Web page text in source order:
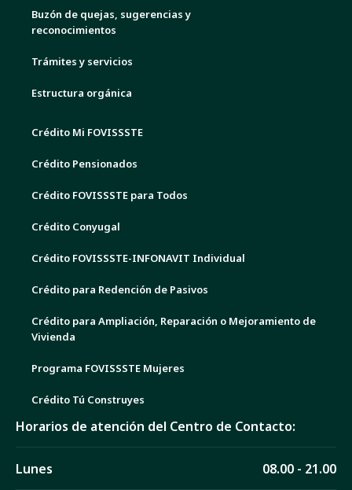
Buzón de quejas, sugerencias y
reconocimientos
Trámites y servicios
Estructura orgánica
Crédito Mi FOVISSSTE
Crédito Pensionados
Crédito FOVISSSTE para Todos
Crédito Conyugal
Crédito FOVISSSTE-INFONAVIT Individual
Crédito para Redención de Pasivos
Crédito para Ampliación, Reparación o Mejoramiento de
Vivienda
Programa FOVISSSTE Mujeres
Crédito Tú Construyes
Horarios de atención del Centro de Contacto:
Lunes 08.00 - 21.00